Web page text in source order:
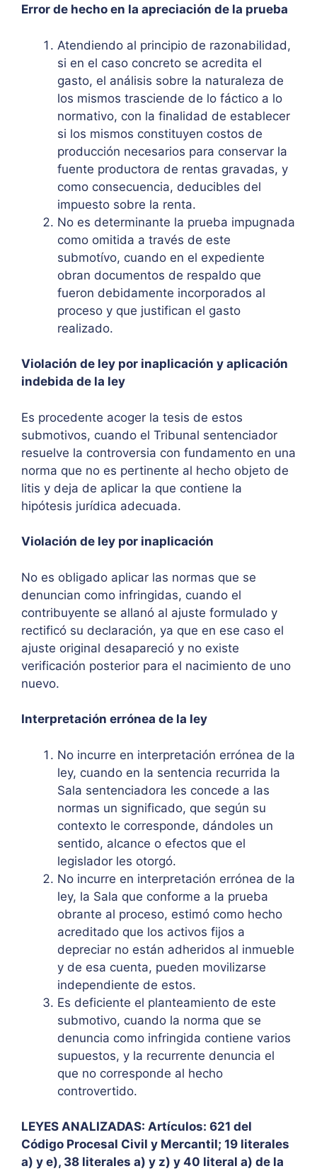
Error de hecho en la apreciación de la prueba
Atendiendo al principio de razonabilidad,
si en el caso concreto se acredita el
gasto, el análisis sobre la naturaleza de
los mismos trasciende de lo fáctico a lo
normativo, con la finalidad de establecer
si los mismos constituyen costos de
producción necesarios para conservar la
fuente productora de rentas gravadas, y
como consecuencia, deducibles del
impuesto sobre la renta.
No es determinante la prueba impugnada
como omitida a través de este
submotívo, cuando en el expediente
obran documentos de respaldo que
fueron debidamente incorporados al
proceso y que justifican el gasto
realizado.
Violación de ley por inaplicación y aplicación
indebida de la ley
Es procedente acoger la tesis de estos
submotivos, cuando el Tribunal sentenciador
resuelve la controversia con fundamento en una
norma que no es pertinente al hecho objeto de
litis y deja de aplicar la que contiene la
hipótesis jurídica adecuada.
Violación de ley por inaplicación
No es obligado aplicar las normas que se
denuncian como infringidas, cuando el
contribuyente se allanó al ajuste formulado y
rectificó su declaración, ya que en ese caso el
ajuste original desapareció y no existe
verificación posterior para el nacimiento de uno
nuevo.
Interpretación errónea de la ley
No incurre en interpretación errónea de la
ley, cuando en la sentencia recurrida la
Sala sentenciadora les concede a las
normas un significado, que según su
contexto le corresponde, dándoles un
sentido, alcance o efectos que el
legislador les otorgó.
No incurre en interpretación errónea de la
ley, la Sala que conforme a la prueba
obrante al proceso, estimó como hecho
acreditado que los activos fijos a
depreciar no están adheridos al inmueble
y de esa cuenta, pueden movilizarse
independiente de estos.
Es deficiente el planteamiento de este
submotivo, cuando la norma que se
denuncia como infringida contiene varios
supuestos, y la recurrente denuncia el
que no corresponde al hecho
controvertido.
LEYES ANALIZADAS: Artículos: 621 del
Código Procesal Civil y Mercantil; 19 literales
a) y e), 38 literales a) y z) y 40 literal a) de la